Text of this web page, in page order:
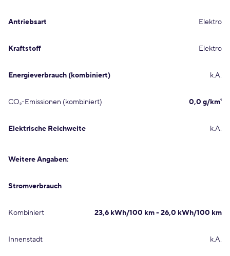
Antriebsart Elektro
Kraftstoff Elektro
Energieverbrauch (kombiniert) k.A.
CO₂-Emissionen (kombiniert) 0,0 g/km¹
Elektrische Reichweite k.A.
Weitere Angaben:
Stromverbrauch
Kombiniert 23,6 kWh/100 km - 26,0 kWh/100 km
Innenstadt k.A.